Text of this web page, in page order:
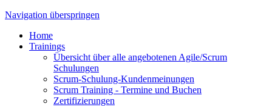
Navigation überspringen
Home
Trainings
Übersicht über alle angebotenen Agile/Scrum
Schulungen
Scrum-Schulung-Kundenmeinungen
Scrum Training - Termine und Buchen
Zertifizierungen